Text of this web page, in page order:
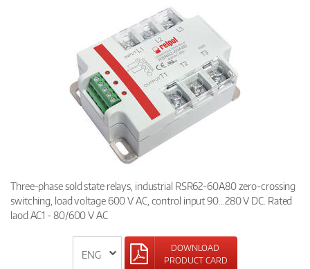
Three-phase sold state relays, industrial RSR62-60A80 zero-crossing
switching, load voltage 600 V AC, control input 90…280 V DC. Rated
laod AC1 - 80/600 V AC
DOWNLOAD
PRODUCT CARD